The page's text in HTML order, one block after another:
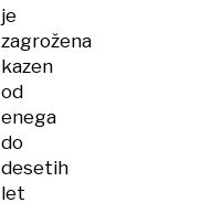
je
zagrožena
kazen
od
enega
do
desetih
let